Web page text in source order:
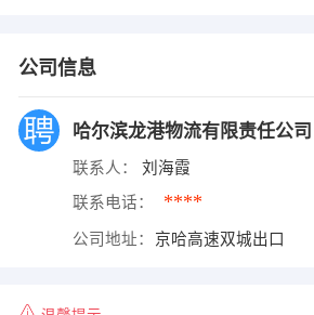
公司信息
哈尔滨龙港物流有限责任公司
联系人： 刘海霞
联系电话： ****
公司地址： 京哈高速双城出口